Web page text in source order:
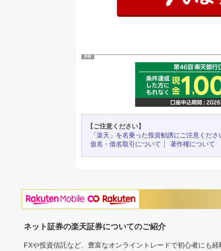
PR
【ご注意ください】
「楽天」を名乗った投資勧誘にご注意くださ
仮名・借名取引について
著作権について
ネット証券の楽天証券についてのご紹介
FXや投資信託など、豊富なオンライントレードで初心者にも